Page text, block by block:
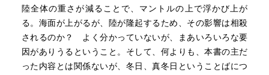
え、地面はより乾燥する傾向になります。土壌が乾くとさ
らに気温が上がるため、二〇〇三年のヨーロッパの熱波の
ような異常気象がより頻繁に起こる可能性がでてきます。
現在の異常気象の程度と比べて、強度が強くなると考え
て、対策を立てる必要があります。
陸全体の重さが減ることで、マントルの上で浮かび上が
る。海面が上がるが、陸が隆起するため、その影響は相殺
されるのか？ よく分かっていないが、まあいろいろな要
因がありうるということ。そして、何よりも、本書の主だ
った内容とは関係ないが、冬日、真冬日ということばにつ